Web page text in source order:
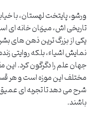
ورشو، پایتخت لهستان، با
تاریخی اش، میزبان خانه ای
یکی از بزرگ ترین ذهن های
نمایش اشیاء، بلکه روایتی
جهان علم را دگرگون کرد.
مختلف این موزه است و هر
شرح می دهد تا تجربه ای
باشند.